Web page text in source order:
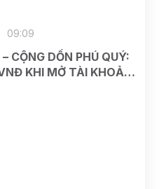
CỘNG DỒN PHÚ QUÝ:
KHI MỞ TÀI KHOẢN
09:09